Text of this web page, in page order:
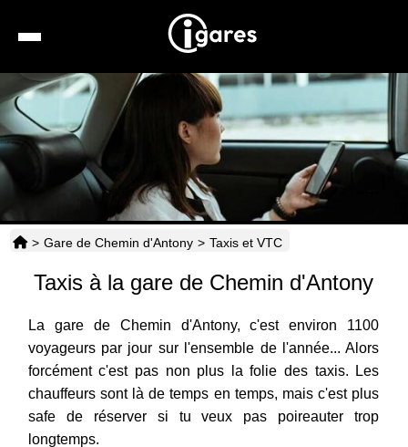
Recherche
Location de voiture
Hôtels
Taxis
> Gare de Chemin d'Antony > Taxis et VTC
Taxis à la gare de Chemin d'Antony
La gare de Chemin d'Antony, c'est environ 1100
voyageurs par jour sur l'ensemble de l'année... Alors
forcément c'est pas non plus la folie des taxis. Les
chauffeurs sont là de temps en temps, mais c'est plus
safe de réserver si tu veux pas poireauter trop
longtemps.